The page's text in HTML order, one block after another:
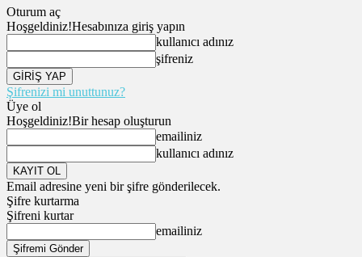
Oturum aç
Hoşgeldiniz!Hesabınıza giriş yapın
kullanıcı adınız
şifreniz
Şifrenizi mi unuttunuz?
Üye ol
Hoşgeldiniz!Bir hesap oluşturun
emailiniz
kullanıcı adınız
Email adresine yeni bir şifre gönderilecek.
Şifre kurtarma
Şifreni kurtar
emailiniz